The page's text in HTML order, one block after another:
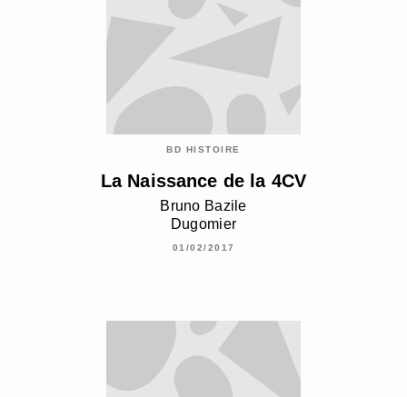
BD HISTOIRE
La Naissance de la 4CV
Bruno Bazile
Dugomier
01/02/2017